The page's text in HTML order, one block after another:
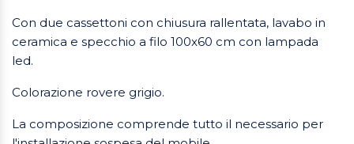
Con due cassettoni con chiusura rallentata, lavabo in
ceramica e specchio a filo 100x60 cm con lampada
led.
Colorazione rovere grigio.
La composizione comprende tutto il necessario per